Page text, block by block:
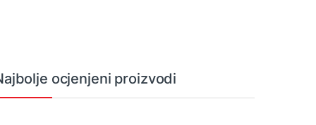
ocjenjeni proizvodi